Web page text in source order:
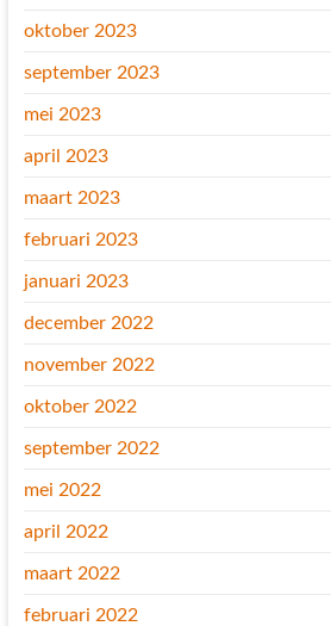
oktober 2023
september 2023
mei 2023
april 2023
maart 2023
februari 2023
januari 2023
december 2022
november 2022
oktober 2022
september 2022
mei 2022
april 2022
maart 2022
februari 2022